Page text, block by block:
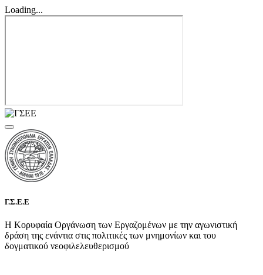
Loading...
Γ.Σ.Ε.Ε
Η Κορυφαία Οργάνωση των Εργαζομένων με την αγωνιστική
δράση της ενάντια στις πολιτικές των μνημονίων και του
δογματικού νεοφιλελευθερισμού